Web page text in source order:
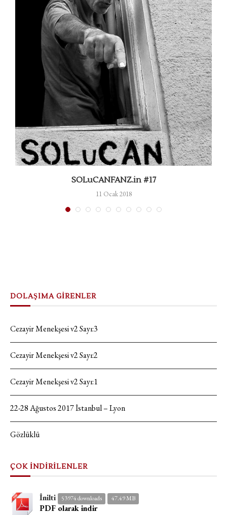
SOLuCANFANZ.in #17
11 Ocak 2018
DOLAŞIMA GİRENLER
Cezayir Menekşesi v2 Sayı:3
Cezayir Menekşesi v2 Sayı:2
Cezayir Menekşesi v2 Sayı:1
22-28 Ağustos 2017 İstanbul – Lyon
Gözlüklü
ÇOK İNDİRİLENLER
İnilti 53974 downloads 47.49 MB
PDF olarak indir